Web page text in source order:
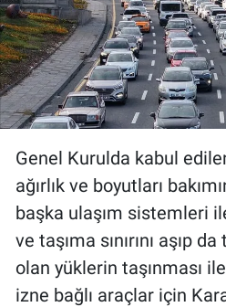
Genel Kurulda kabul
ağırlık ve boyutları
başka ulaşım sistemleri
ve taşıma sınırını aşıp
olan yüklerin taşınması
izne bağlı araçlar için